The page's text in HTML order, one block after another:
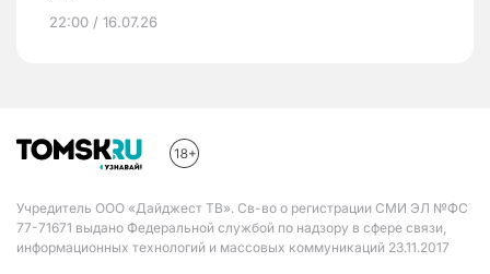
22:00 / 16.07.26
Учредитель ООО «Дайджест ТВ». Св-во о регистрации СМИ ЭЛ №ФС
77-71671 выдано Федеральной службой по надзору в сфере связи,
информационных технологий и массовых коммуникаций 23.11.2017